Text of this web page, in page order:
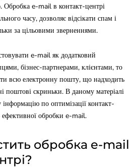
Обробка e-mail в контакт-центрі
часу, дозволяє відсікати спам і
за цільовими зверненнями.
e-mail як додатковий
бізнес-партнерами, клієнтами, то
всю електронну пошту, що надходить
поштові скриньки. В даному матеріалі
по оптимізації контакт-
обробки e-mail.
обробка e-mail